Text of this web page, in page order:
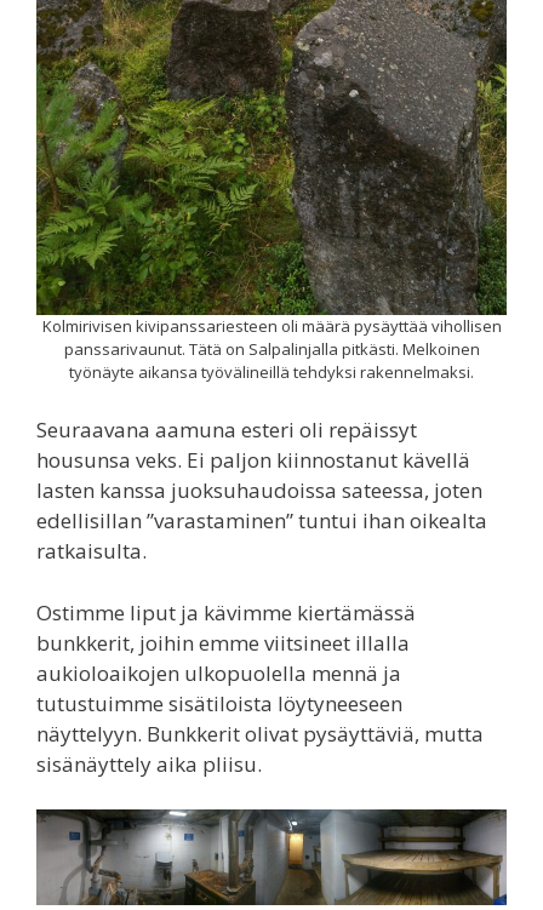
Kolmirivisen kivipanssariesteen oli määrä pysäyttää vihollisen
panssarivaunut. Tätä on Salpalinjalla pitkästi. Melkoinen
työnäyte aikansa työvälineillä tehdyksi rakennelmaksi.
Seuraavana aamuna esteri oli repäissyt
housunsa veks. Ei paljon kiinnostanut kävellä
lasten kanssa juoksuhaudoissa sateessa, joten
edellisillan ”varastaminen” tuntui ihan oikealta
ratkaisulta.
Ostimme liput ja kävimme kiertämässä
bunkkerit, joihin emme viitsineet illalla
aukioloaikojen ulkopuolella mennä ja
tutustuimme sisätiloista löytyneeseen
näyttelyyn. Bunkkerit olivat pysäyttäviä, mutta
sisänäyttely aika pliisu.